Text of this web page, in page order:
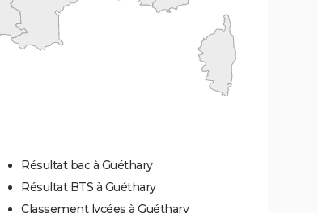
Résultat bac à Guéthary
Résultat BTS à Guéthary
Classement lycées à Guéthary